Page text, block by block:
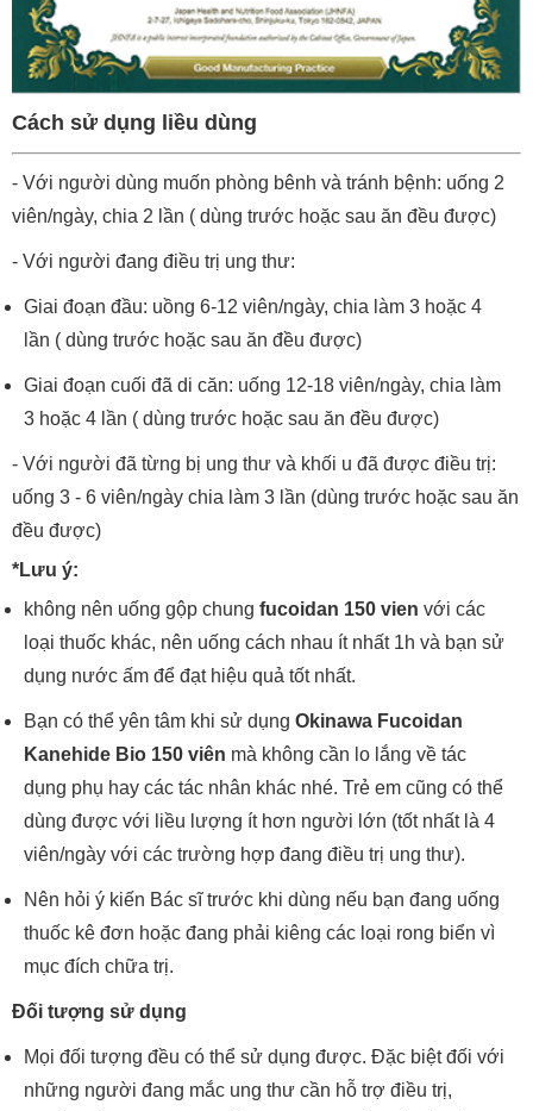
Cách sử dụng liều dùng
- Với người dùng muốn phòng bênh và tránh bệnh: uống 2
viên/ngày, chia 2 lần ( dùng trước hoặc sau ăn đều được)
- Với người đang điều trị ung thư:
Giai đoạn đầu: uồng 6-12 viên/ngày, chia làm 3 hoặc 4
lần ( dùng trước hoặc sau ăn đều được)
Giai đoạn cuối đã di căn: uống 12-18 viên/ngày, chia làm
3 hoặc 4 lần ( dùng trước hoặc sau ăn đều được)
- Với người đã từng bị ung thư và khối u đã được điều trị:
uống 3 - 6 viên/ngày chia làm 3 lần (dùng trước hoặc sau ăn
đều được)
*Lưu ý:
không nên uống gộp chung fucoidan 150 vien với các
loại thuốc khác, nên uống cách nhau ít nhất 1h và bạn sử
dụng nước ấm để đạt hiệu quả tốt nhất.
Bạn có thể yên tâm khi sử dụng Okinawa Fucoidan
Kanehide Bio 150 viên mà không cần lo lắng về tác
dụng phụ hay các tác nhân khác nhé. Trẻ em cũng có thể
dùng được với liều lượng ít hơn người lớn (tốt nhất là 4
viên/ngày với các trường hợp đang điều trị ung thư).
Nên hỏi ý kiến Bác sĩ trước khi dùng nếu bạn đang uống
thuốc kê đơn hoặc đang phải kiêng các loại rong biển vì
mục đích chữa trị.
Đối tượng sử dụng
Mọi đối tượng đều có thể sử dụng được. Đặc biệt đối với
những người đang mắc ung thư cần hỗ trợ điều trị,